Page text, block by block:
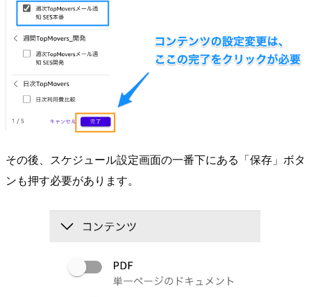
その後、スケジュール設定画面の一番下にある「保存」ボタ
ンも押す必要があります。